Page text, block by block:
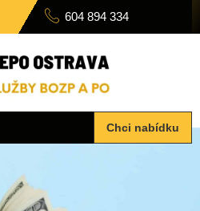
604 894 334
Chci nabídku